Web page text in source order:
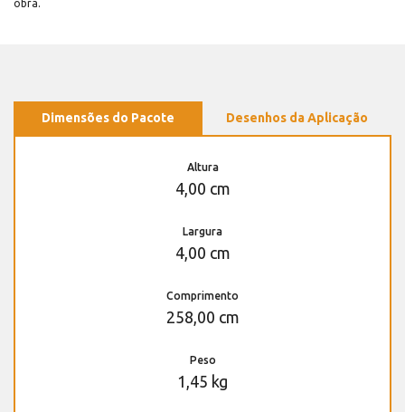
obra.
Dimensões do Pacote Desenhos da Aplicação
Altura
4,00 cm
Largura
4,00 cm
Comprimento
258,00 cm
Peso
1,45 kg